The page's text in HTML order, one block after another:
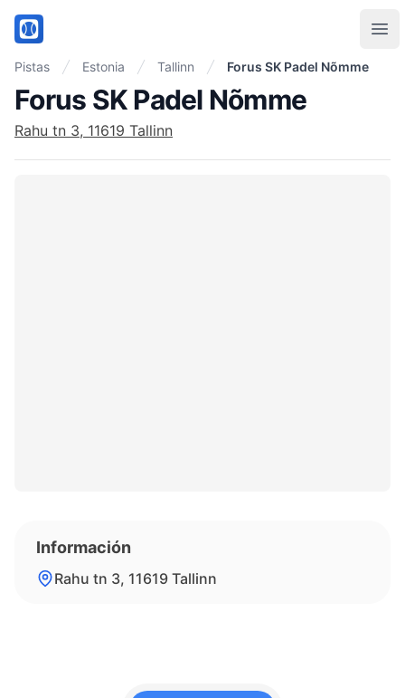
PadelMix
Pistas Estonia Tallinn Forus SK Padel Nõmme
Forus SK Padel Nõmme
Rahu tn 3, 11619 Tallinn
Información
Rahu tn 3, 11619 Tallinn